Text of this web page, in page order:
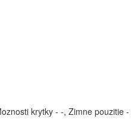
krytky - -, Zimne pouzitie